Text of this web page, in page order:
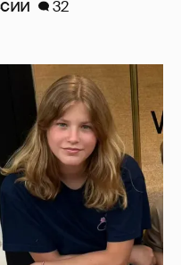
Бондарчук
и братьями